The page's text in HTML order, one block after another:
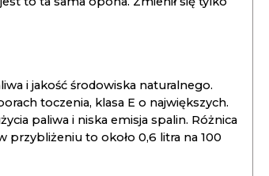
i jakość środowiska naturalnego.
toczenia, klasa E o największych.
paliwa i niska emisja spalin. Różnica
przybliżeniu to około 0,6 litra na 100